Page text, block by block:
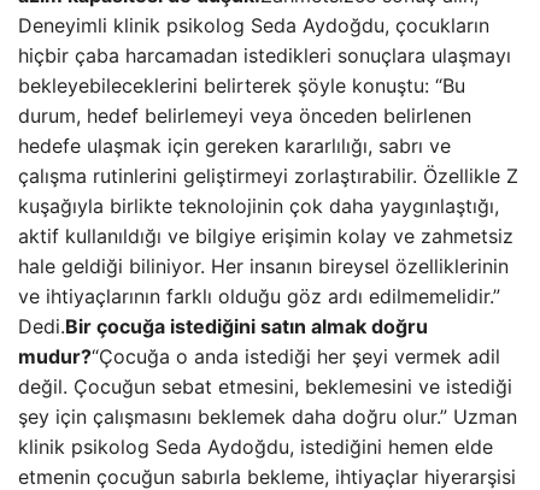
Deneyimli klinik psikolog Seda Aydoğdu, çocukların
hiçbir çaba harcamadan istedikleri sonuçlara ulaşmayı
bekleyebileceklerini belirterek şöyle konuştu: “Bu
durum, hedef belirlemeyi veya önceden belirlenen
hedefe ulaşmak için gereken kararlılığı, sabrı ve
çalışma rutinlerini geliştirmeyi zorlaştırabilir. Özellikle Z
kuşağıyla birlikte teknolojinin çok daha yaygınlaştığı,
aktif kullanıldığı ve bilgiye erişimin kolay ve zahmetsiz
hale geldiği biliniyor. Her insanın bireysel özelliklerinin
ve ihtiyaçlarının farklı olduğu göz ardı edilmemelidir.”
Dedi.Bir çocuğa istediğini satın almak doğru
mudur?“Çocuğa o anda istediği her şeyi vermek adil
değil. Çocuğun sebat etmesini, beklemesini ve istediği
şey için çalışmasını beklemek daha doğru olur.” Uzman
klinik psikolog Seda Aydoğdu, istediğini hemen elde
etmenin çocuğun sabırla bekleme, ihtiyaçlar hiyerarşisi